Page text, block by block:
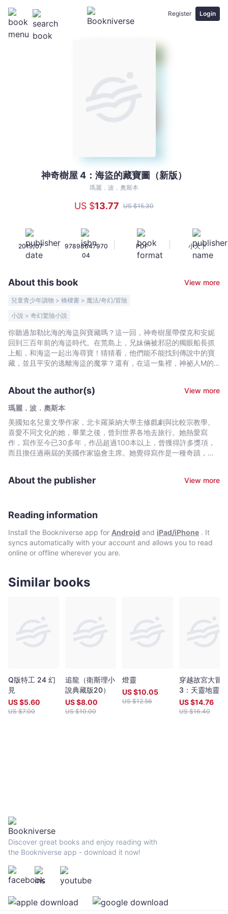
Register Login
寶
圖
（新
-
瑪
麗．
斯
本
-
Bookniverse
神奇樹屋 4：海盜的藏寶圖（新版）
瑪麗．波．奧斯本
US $13.77 US $15.30
2019/07 |
97898647970
04
PDF 小天下
About this book View more
兒童青少年讀物 > 橋樑書 > 魔法/奇幻/冒險
小說 > 奇幻驚險小說
你聽過加勒比海的海盜與寶藏嗎？這一回，神奇樹屋帶傑克和安妮
回到三百年前的海盜時代。在荒島上，兄妹倆被邪惡的獨眼船長抓
上船，和海盜一起出海尋寶！猜猜看，他們能不能找到傳說中的寶
藏，並且平安的逃離海盜的魔掌？還有，在這一集裡，神祕人M的
House）系列描述一對小兄妹傑克與安妮的冒險故事。八歲半的哥
哥傑克，理性冷靜，喜歡看書，他會將沿途看到的事物，重點式的
記錄在筆記本上；而七歲的妹妹安妮，喜愛幻想與冒險，並且勇於
嘗試。 這兩個一動一靜、個性截然不同的兄妹，在森林裡發現了一
個堆滿書的神奇樹屋，神奇樹屋就像時光機器，帶他們到一個個不
同的時空中旅行。於是，兄妹倆來到史前時代的恐龍谷、和騎士探
訪中古世紀的城堡、到古埃及破解木乃伊的祕密、跟著海盜出海尋
屋的門已經打開，歡迎加入傑克與安妮驚險有趣的知識之旅，和他
們一起到不同時空中冒險！ 此外，這個系列的英文淺顯易懂，對話
從小隨著從軍的父親旅居世界各地。目前瑪麗住在美國的康乃狄克
下的「神奇樹屋」系列書籍廣獲好評，深受孩童喜愛。瑪麗與娜塔
莉合力創作的多本「神奇樹屋小百科」，則帶領無數小讀者在隨著
「神奇樹屋」的主人翁——傑克與安妮一起冒險之後，進一步研究
的大自然現象等，並且認識更多有趣的知識。
About the author(s)
View more
瑪麗．波．奧斯本
美國知名兒童文學作家，北卡羅萊納大學主修戲劇與比較宗教學。
喜愛不同文化的她，畢業之後，曾到世界各地去旅行。她熱愛寫
作，寫作至今已30多年，作品超過100本以上，曾獲得許多獎項，
而且擔任過兩屆的美國作家協會主席。她覺得寫作是一種奇蹟，讓
售量超過1.35億冊，而且無論在什麼地方，都受到家長和教師的熱
About the publisher View more
Reading information
Install the Bookniverse app for Android and iPad/iPhone . It
syncs automatically with your account and allows you to read
online or offline wherever you are.
Similar books
Q版特工 24 幻
見
US $5.60
US $7.00
追龍（衛斯理小
說典藏版20）
US $8.00
US $10.00
燈靈
US $10.05
US $12.56
穿越故宮大冒
3：天靈地靈毛
公鼎
US $14.76
US $16.40
Discover great books and enjoy reading with
the Bookniverse app - download it now!